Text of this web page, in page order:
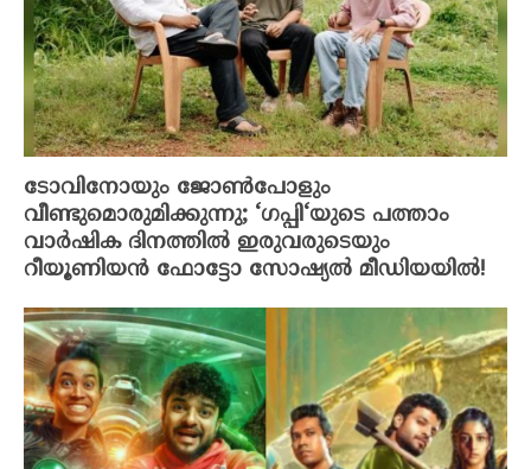
ടോവിനോയും ജോൺപോളും
വീണ്ടുമൊരുമിക്കുന്നു; ‘ഗപ്പി‘യുടെ പത്താം
വാർഷിക ദിനത്തിൽ ഇരുവരുടെയും
റീയൂണിയൻ ഫോട്ടോ സോഷ്യൽ മീഡിയയിൽ!